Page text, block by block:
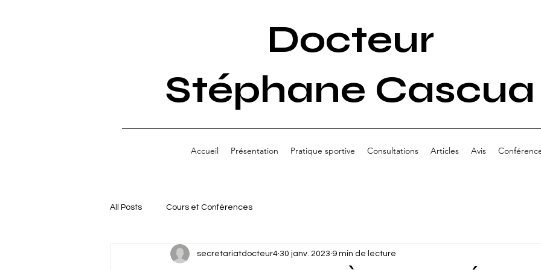
Docteur
Stéphane Cascua
Accueil Présentation Pratique sportive Consultations Articles Avis
All Posts Cours et Conférences
secretariatdocteur4 30 janv. 2023 9 min de lecture